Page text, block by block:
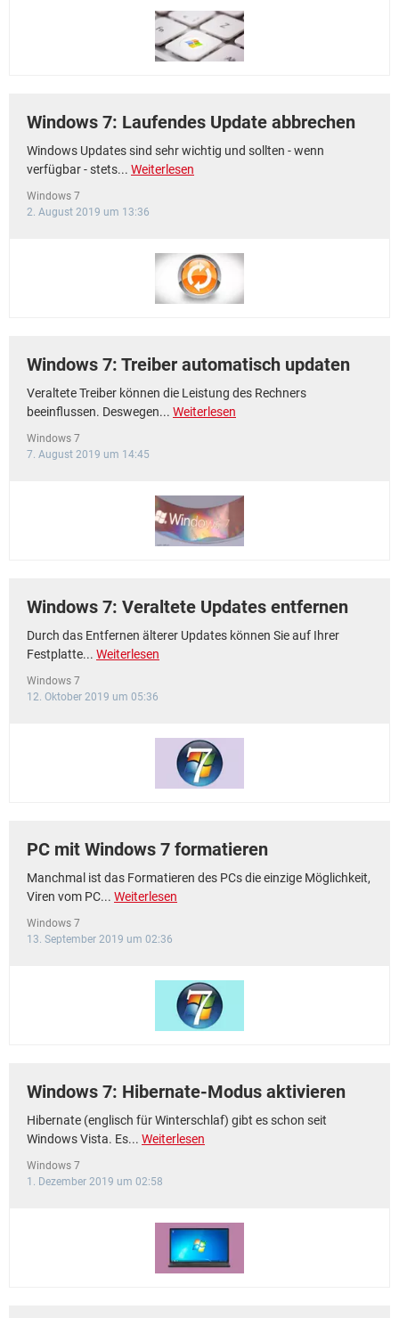
Windows 7: Laufendes Update abbrechen
Windows Updates sind sehr wichtig und sollten - wenn
verfügbar - stets... Weiterlesen
Windows 7
2. August 2019 um 13:36
Windows 7: Treiber automatisch updaten
Veraltete Treiber können die Leistung des Rechners
beeinflussen. Deswegen... Weiterlesen
Windows 7
7. August 2019 um 14:45
Windows 7: Veraltete Updates entfernen
Durch das Entfernen älterer Updates können Sie auf Ihrer
Festplatte... Weiterlesen
Windows 7
12. Oktober 2019 um 05:36
PC mit Windows 7 formatieren
Manchmal ist das Formatieren des PCs die einzige Möglichkeit,
Viren vom PC... Weiterlesen
Windows 7
13. September 2019 um 02:36
Windows 7: Hibernate-Modus aktivieren
Hibernate (englisch für Winterschlaf) gibt es schon seit
Windows Vista. Es... Weiterlesen
Windows 7
1. Dezember 2019 um 02:58